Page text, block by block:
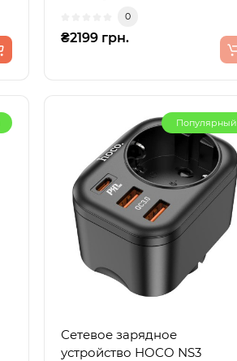
дома? Беспро..
0
₴2199 грн.
Популярный
Сетевое зарядное
устройство HOCO NS3